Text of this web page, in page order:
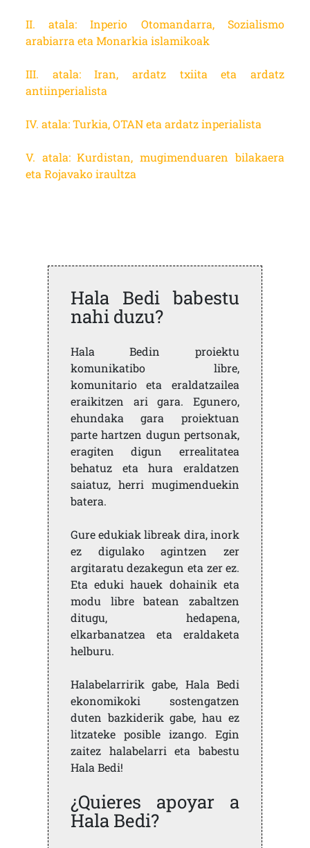
II. atala: Inperio Otomandarra, Sozialismo
arabiarra eta Monarkia islamikoak
III. atala: Iran, ardatz txiita eta ardatz
antiinperialista
IV. atala: Turkia, OTAN eta ardatz inperialista
V. atala: Kurdistan, mugimenduaren bilakaera
eta Rojavako iraultza
Hala Bedi babestu
nahi duzu?
Hala Bedin proiektu
komunikatibo libre,
komunitario eta eraldatzailea
eraikitzen ari gara. Egunero,
ehundaka gara proiektuan
parte hartzen dugun pertsonak,
eragiten digun errealitatea
behatuz eta hura eraldatzen
saiatuz, herri mugimenduekin
batera.
Gure edukiak libreak dira, inork
ez digulako agintzen zer
argitaratu dezakegun eta zer ez.
Eta eduki hauek dohainik eta
modu libre batean zabaltzen
ditugu, hedapena,
elkarbanatzea eta eraldaketa
helburu.
Halabelarririk gabe, Hala Bedi
ekonomikoki sostengatzen
duten bazkiderik gabe, hau ez
litzateke posible izango. Egin
zaitez halabelarri eta babestu
Hala Bedi!
¿Quieres apoyar a
Hala Bedi?